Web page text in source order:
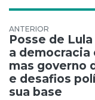
Posse de
a democracia
mas governo
e desafios
sua base